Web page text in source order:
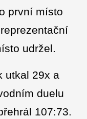
první místo
udržel.
utkal 29x a
duelu
107:73.